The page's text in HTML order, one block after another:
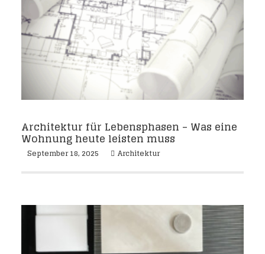
Architektur für Lebensphasen – Was eine
Wohnung heute leisten muss
September 18, 2025 Architektur